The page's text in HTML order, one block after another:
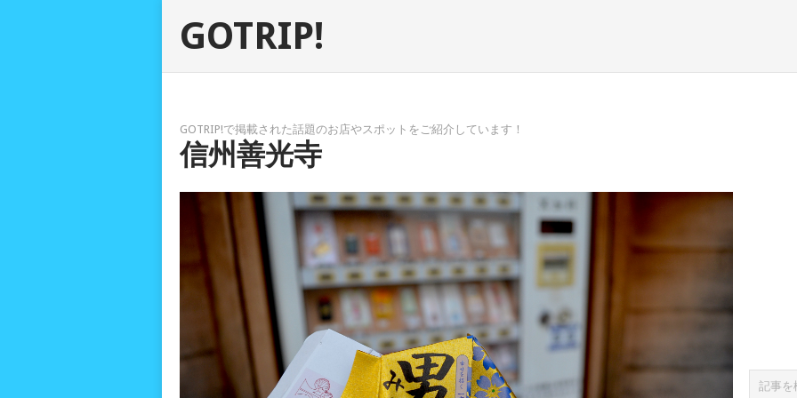
GOTRIP!
GOTRIP!で掲載された話題のお店やスポットをご紹介しています！
信州善光寺